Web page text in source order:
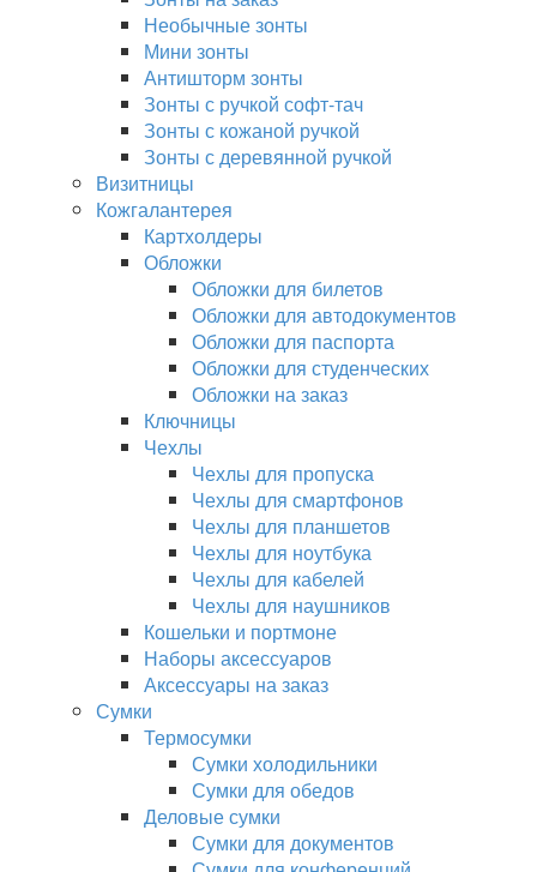
Необычные зонты
Мини зонты
Антишторм зонты
Зонты с ручкой софт-тач
Зонты с кожаной ручкой
Зонты с деревянной ручкой
Визитницы
Кожгалантерея
Картхолдеры
Обложки
Обложки для билетов
Обложки для автодокументов
Обложки для паспорта
Обложки для студенческих
Обложки на заказ
Ключницы
Чехлы
Чехлы для пропуска
Чехлы для смартфонов
Чехлы для планшетов
Чехлы для ноутбука
Чехлы для кабелей
Чехлы для наушников
Кошельки и портмоне
Наборы аксессуаров
Аксессуары на заказ
Сумки
Термосумки
Сумки холодильники
Сумки для обедов
Деловые сумки
Сумки для документов